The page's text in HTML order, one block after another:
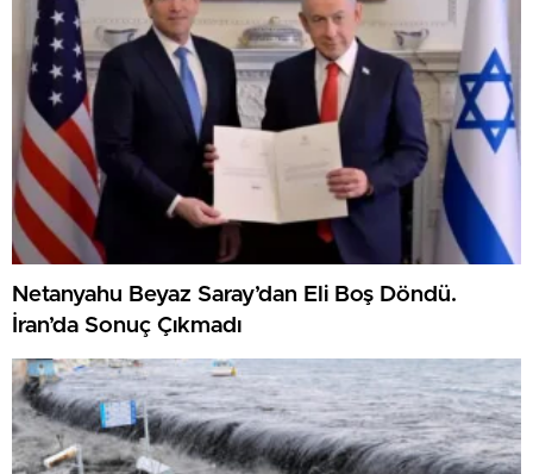
Netanyahu Beyaz Saray’dan Eli Boş Döndü.
İran’da Sonuç Çıkmadı